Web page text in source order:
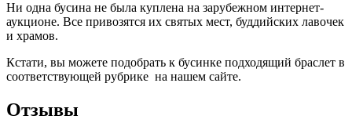
Ни одна бусина не была куплена на зарубежном интернет-
аукционе. Все привозятся их святых мест, буддийских лавочек
и храмов.
Кстати, вы можете подобрать к бусинке подходящий браслет в
соответствующей рубрике на нашем сайте.
Отзывы